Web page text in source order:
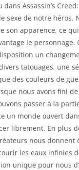
Assassin’s
sexe de notre héros.
son apparence, ce
le personnage.
un
tatouages, une
des couleurs de
nous avons fini
passer à la
un monde ouvert
librement. En plus
nous donnent
les eaux infinies
unique pour nous